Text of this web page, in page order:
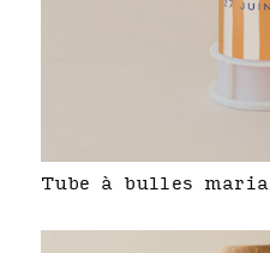
Tube à bulles